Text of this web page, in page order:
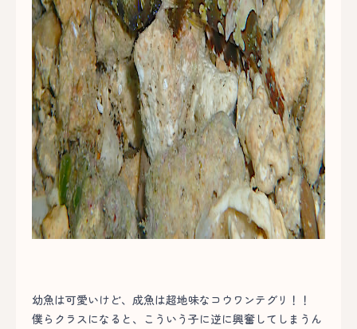
幼魚は可愛いけど、成魚は超地味なコウワンテグリ！！
僕らクラスになると、こういう子に逆に興奮してしまうん